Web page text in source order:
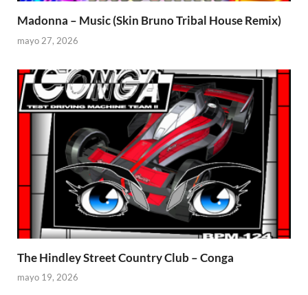
Madonna – Music (Skin Bruno Tribal House Remix)
mayo 27, 2026
The Hindley Street Country Club – Conga
mayo 19, 2026